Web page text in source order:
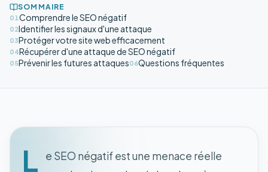
SOMMAIRE
01Comprendre le SEO négatif
02Identifier les signaux d'une attaque
03Protéger votre site web efficacement
04Récupérer d'une attaque de SEO négatif
05Prévenir les futures attaques06Questions fréquentes
L
e SEO négatif est une menace réelle